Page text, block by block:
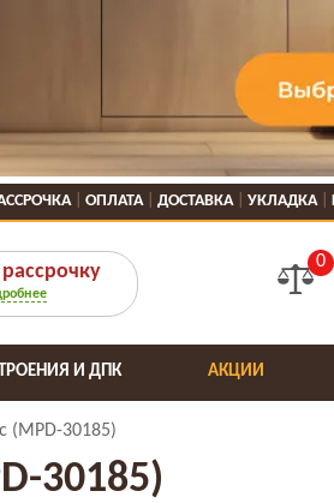
ОПЛАТА ДОСТАВКА УКЛАДКА
0
И ДПК АКЦИИ
(MPD-30185)
30185)